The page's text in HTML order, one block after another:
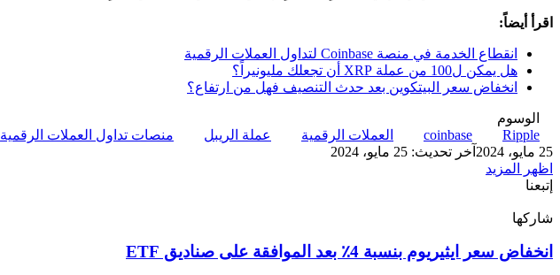
اقرأ أيضاً:
انقطاع الخدمة في منصة Coinbase لتداول العملات الرقمية
هل يمكن ل100 من عملة XRP أن تجعلك مليونيراً؟
انخفاض سعر البيتكوين بعد حدث التنصيف فهل من ارتفاع؟
الوسوم
coinbase
Ripple العملات الرقمية عملة الريبل منصات تداول العملات الرقمية
25 مايو، 2024
آخر تحديث: 25 مايو، 2024
اظهر المزيد
إتبعنا
شاركها
انخفاض
انخفاض سعر ايثيريوم بنسبة 4٪ بعد الموافقة على صناديق ETF